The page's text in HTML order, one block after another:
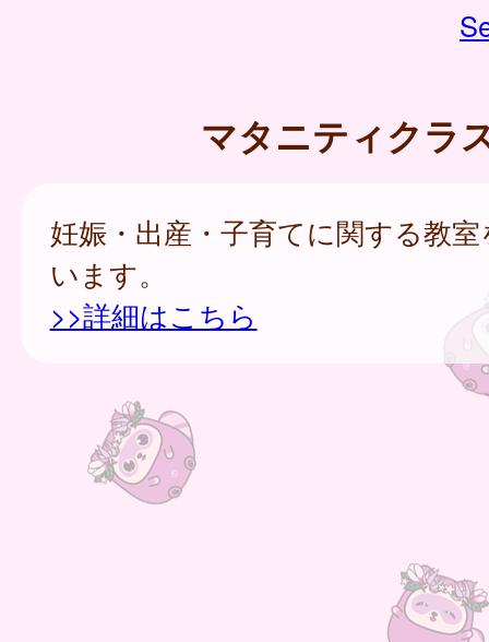
マタニティクラ
妊娠・出産・子育てに関する教
います。
>>詳細はこちら